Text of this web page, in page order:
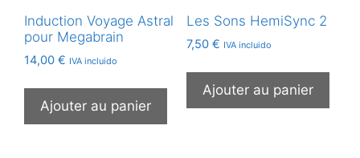
Induction Voyage Astral
pour Megabrain
14,00 € IVA incluido
Ajouter au panier
Les Sons HemiSync 2
7,50 € IVA incluido
Ajouter au panier